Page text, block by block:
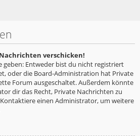
verschicken!
geben: Entweder bist du nicht registriert
oder die Board-Administration hat Private
Forum ausgeschaltet. Außerdem könnte
dir das Recht, Private Nachrichten zu
einen Administrator, um weitere